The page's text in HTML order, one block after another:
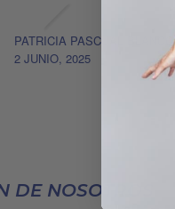
PATRICIA PASCUAL BLANCO
2 JUNIO, 2025
DE NOSOTROS